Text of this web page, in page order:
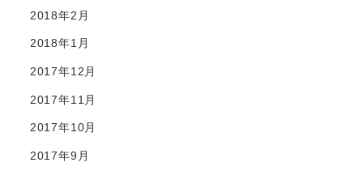
2018年2月
2018年1月
2017年12月
2017年11月
2017年10月
2017年9月